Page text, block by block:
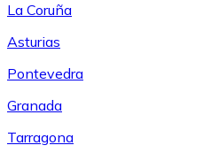
La Coruña
Asturias
Pontevedra
Granada
Tarragona